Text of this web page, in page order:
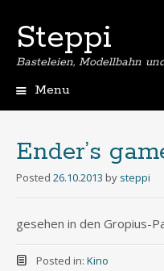
Steppi
Basteleien, Modellbahn
Menu
Ender’s
Posted 26.10.2013 by steppi
gesehen in den Gropius-
Posted in: Kino